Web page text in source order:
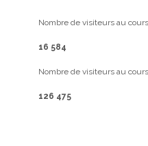
Nombre de visiteurs au
16 584
Nombre de visiteurs au
126 475